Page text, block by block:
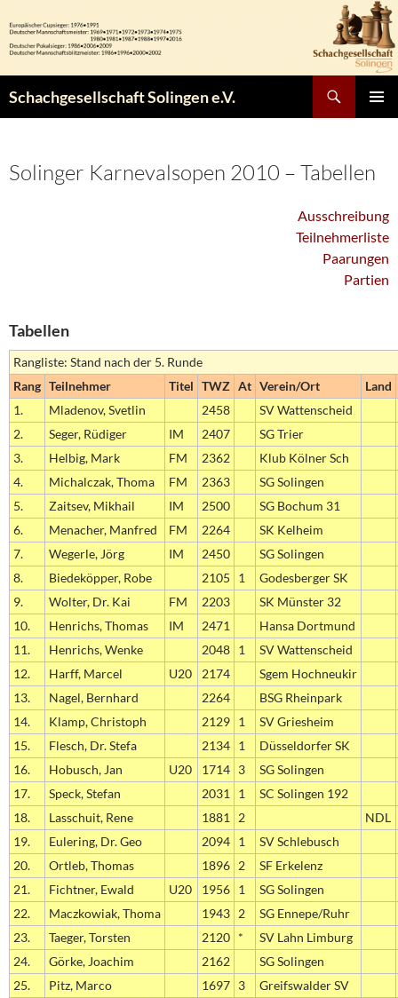
Inhalt
springen
Schachgesellschaft Solingen e.V.
Solinger Karnevalsopen 2010 – Tabellen
Ausschreibung
Teilnehmerliste
Paarungen
Partien
Tabellen
Rangliste: Stand nach der 5. Runde
Rang Teilnehmer Titel TWZ At Verein/Ort
Land
1.
Mladenov, Svetlin 2458
SV Wattenscheid
2.
Seger, Rüdiger IM 2407
SG Trier
3.
Helbig, Mark FM 2362
Klub Kölner Sch
4.
Michalczak, Thoma FM 2363
SG Solingen
5.
Zaitsev, Mikhail IM 2500
SG Bochum 31
6.
Menacher, Manfred FM 2264
SK Kelheim
7.
Wegerle, Jörg IM 2450
SG Solingen
8.
Biedeköpper, Robe 2105 1
Godesberger SK
9.
Wolter, Dr. Kai FM 2203
SK Münster 32
10.
Henrichs, Thomas IM 2471
Hansa Dortmund
11.
Henrichs, Wenke 2048 1
SV Wattenscheid
12.
Harff, Marcel U20 2174
Sgem Hochneukir
13.
Nagel, Bernhard 2264
BSG Rheinpark
14.
Klamp, Christoph 2129 1
SV Griesheim
15.
Flesch, Dr. Stefa 2134 1
Düsseldorfer SK
16.
Hobusch, Jan U20 1714 3
SG Solingen
17.
Speck, Stefan 2031 1
SC Solingen 192
18.
Lasschuit, Rene 1881 2
NDL
19.
Eulering, Dr. Geo 2094 1
SV Schlebusch
20.
Ortleb, Thomas 1896 2
SF Erkelenz
21.
Fichtner, Ewald U20 1956 1
SG Solingen
22.
Maczkowiak, Thoma 1943 2
SG Ennepe/Ruhr
23.
Taeger, Torsten 2120 *
SV Lahn Limburg
24.
Görke, Joachim 2162
SG Solingen
25.
Pitz, Marco 1697 3
Greifswalder SV